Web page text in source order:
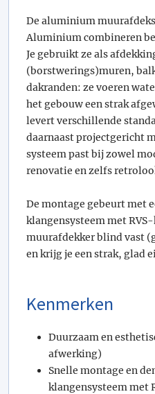
De aluminium
Aluminium combineren
Je gebruikt ze als
(borstwerings)muren,
dakranden: ze voeren
het gebouw een strak
levert verschillende
daarnaast projectgericht
systeem past bij zowel
renovatie en zelfs
De montage gebeurt met
klangensysteem met
muurafdekker blind vast
en krijg je een strak, glad
Kenmerken
Duurzaam en
afwerking)
Snelle montage en
klangensysteem met